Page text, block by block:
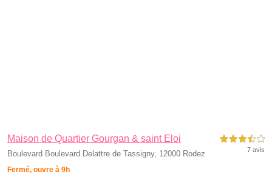
Maison de Quartier Gourgan & saint Eloi
Boulevard Boulevard Delattre de Tassigny, 12000 Rodez
Fermé, ouvre à 9h
3,5 étoiles sur 5
7 avis